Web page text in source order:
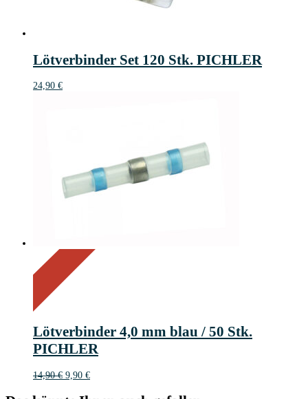
Lötverbinder Set 120 Stk. PICHLER
24,90 €
On Sale
€
Lötverbinder 4,0 mm blau / 50 Stk.
PICHLER
14,90€ Ursprünglicher
war:
9,90 €Aktueller